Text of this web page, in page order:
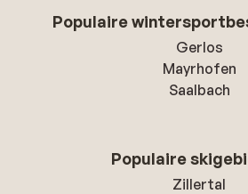
Populaire
Gerlos
Mayrhofen
Saalbach
Populaire
Zillertal